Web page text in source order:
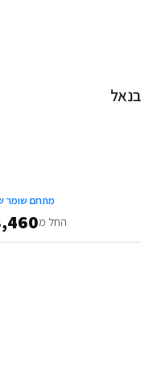
מתחם שומר
החל מ